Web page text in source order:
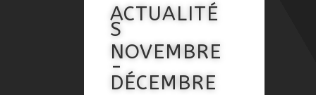
ACTUALITÉ
S
NOVEMBRE
-
DÉCEMBRE